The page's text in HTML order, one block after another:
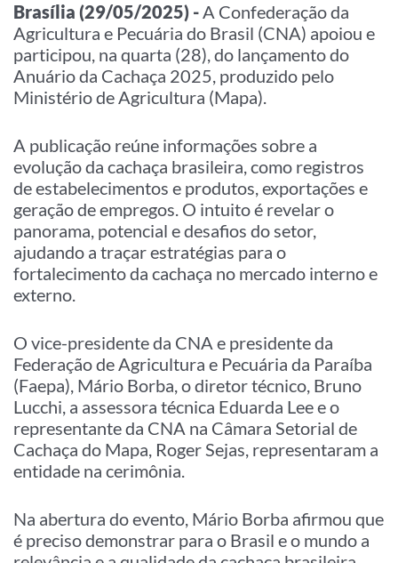
Brasília (29/05/2025) -A Confederação da
Agricultura e Pecuária do Brasil (CNA) apoiou e
participou, na quarta (28), do lançamento do
Anuário da Cachaça 2025, produzido pelo
Ministério de Agricultura (Mapa).
A publicação reúne informações sobre a
evolução da cachaça brasileira, como registros
de estabelecimentos e produtos, exportações e
geração de empregos. O intuito é revelar o
panorama, potencial e desafios do setor,
ajudando a traçar estratégias para o
fortalecimento da cachaça no mercado interno e
externo.
O vice-presidente da CNA e presidente da
Federação de Agricultura e Pecuária da Paraíba
(Faepa), Mário Borba, o diretor técnico, Bruno
Lucchi, a assessora técnica Eduarda Lee e o
representante da CNA na Câmara Setorial de
Cachaça do Mapa, Roger Sejas, representaram a
entidade na cerimônia.
Na abertura do evento, Mário Borba afirmou que
é preciso demonstrar para o Brasil e o mundo a